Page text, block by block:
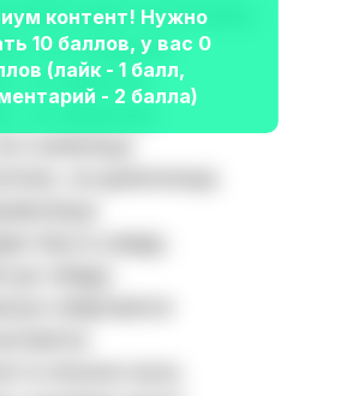
меня не возьмет,
ни колдунья,
ни ведунья,
ни вещница,
контент! Нужно
10 баллов, у вас 0
(лайк - 1 балл,
- 2 балла)